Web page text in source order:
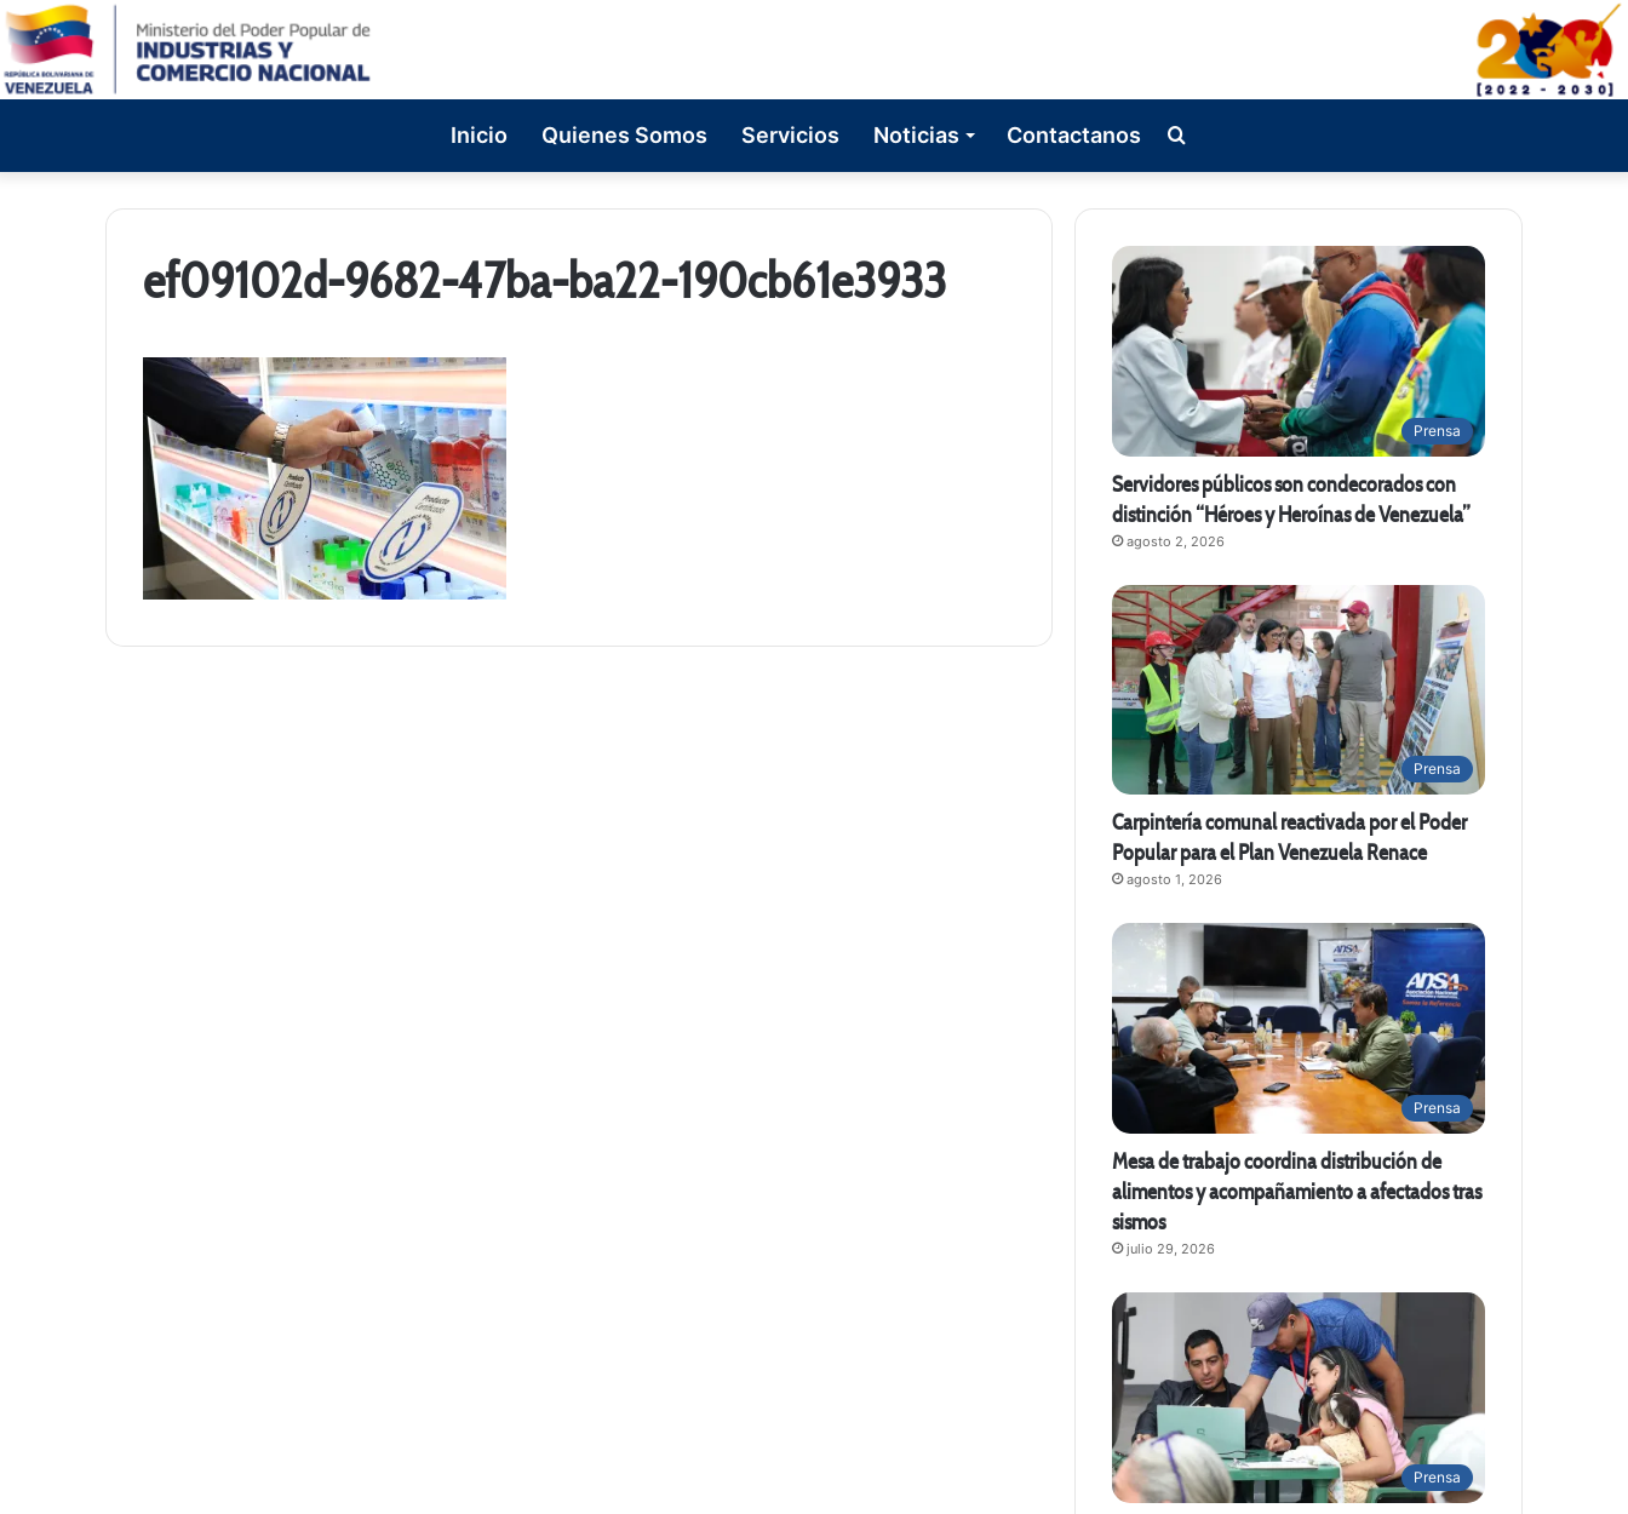
Inicio Quienes Somos Servicios Noticias Contactanos
de
ef09102d-9682-47ba-ba22-190cb61e3933
Prensa
Servidores públicos son condecorados con
distinción “Héroes y Heroínas de Venezuela”
agosto 2, 2026
Prensa
Carpintería comunal reactivada por el Poder
Popular para el Plan Venezuela Renace
agosto 1, 2026
Prensa
Mesa de trabajo coordina distribución de
alimentos y acompañamiento a afectados tras
sismos
julio 29, 2026
Prensa